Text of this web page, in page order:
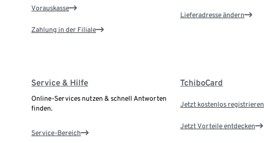
Vorauskasse
Zahlung in der Filiale
Lieferadresse ändern
Service & Hilfe
Online-Services nutzen & schnell Antworten
finden.
Service-Bereich
TchiboCard
Jetzt kostenlos registrieren
Jetzt Vorteile entdecken